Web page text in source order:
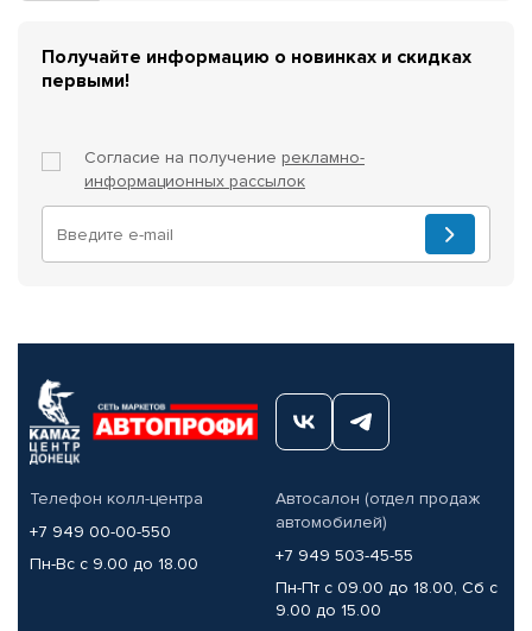
Получайте информацию о новинках и скидках
первыми!
Согласие на получение рекламно-
информационных рассылок
Телефон колл-центра
+7 949 00-00-550
Пн-Вс с 9.00 до 18.00
Автосалон (отдел продаж
автомобилей)
+7 949 503-45-55
Пн-Пт с 09.00 до 18.00, Сб с
9.00 до 15.00